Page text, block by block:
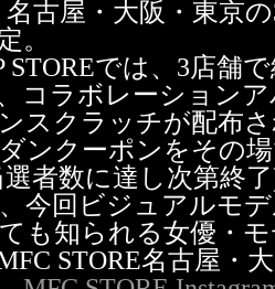
名古屋・大阪・東京
。
STOREでは、3店舗
コラボレーション
スクラッチが配布
ンクーポンをその
者数に達し次第終
今回ビジュアルモ
も知られる女優・
STORE名古屋・